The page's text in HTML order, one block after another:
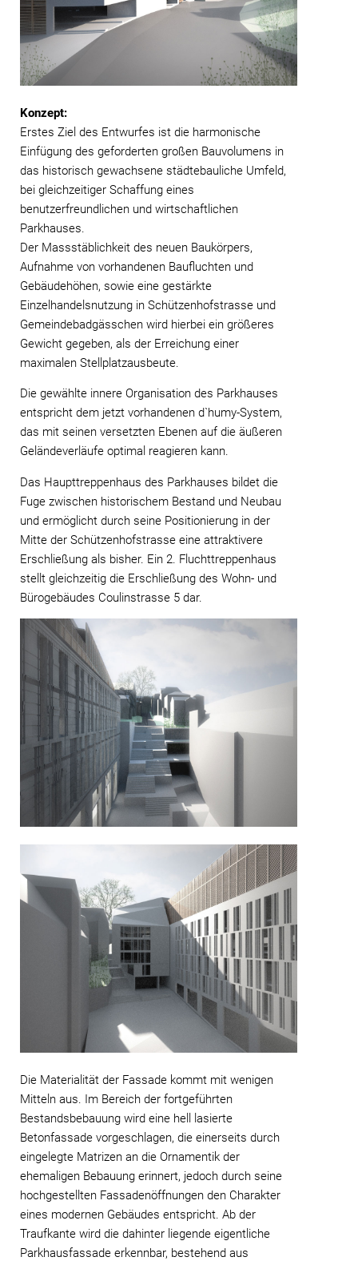
Konzept:
Erstes Ziel des Entwurfes ist die harmonische
Einfügung des geforderten großen Bauvolumens in
das historisch gewachsene städtebauliche Umfeld,
bei gleichzeitiger Schaffung eines
benutzerfreundlichen und wirtschaftlichen
Parkhauses.
Der Massstäblichkeit des neuen Baukörpers,
Aufnahme von vorhandenen Baufluchten und
Gebäudehöhen, sowie eine gestärkte
Einzelhandelsnutzung in Schützenhofstrasse und
Gemeindebadgässchen wird hierbei ein größeres
Gewicht gegeben, als der Erreichung einer
maximalen Stellplatzausbeute.
Die gewählte innere Organisation des Parkhauses
entspricht dem jetzt vorhandenen d`humy-System,
das mit seinen versetzten Ebenen auf die äußeren
Geländeverläufe optimal reagieren kann.
Das Haupttreppenhaus des Parkhauses bildet die
Fuge zwischen historischem Bestand und Neubau
und ermöglicht durch seine Positionierung in der
Mitte der Schützenhofstrasse eine attraktivere
Erschließung als bisher. Ein 2. Fluchttreppenhaus
stellt gleichzeitig die Erschließung des Wohn- und
Bürogebäudes Coulinstrasse 5 dar.
Die Materialität der Fassade kommt mit wenigen
Mitteln aus. Im Bereich der fortgeführten
Bestandsbebauung wird eine hell lasierte
Betonfassade vorgeschlagen, die einerseits durch
eingelegte Matrizen an die Ornamentik der
ehemaligen Bebauung erinnert, jedoch durch seine
hochgestellten Fassadenöffnungen den Charakter
eines modernen Gebäudes entspricht. Ab der
Traufkante wird die dahinter liegende eigentliche
Parkhausfassade erkennbar, bestehend aus